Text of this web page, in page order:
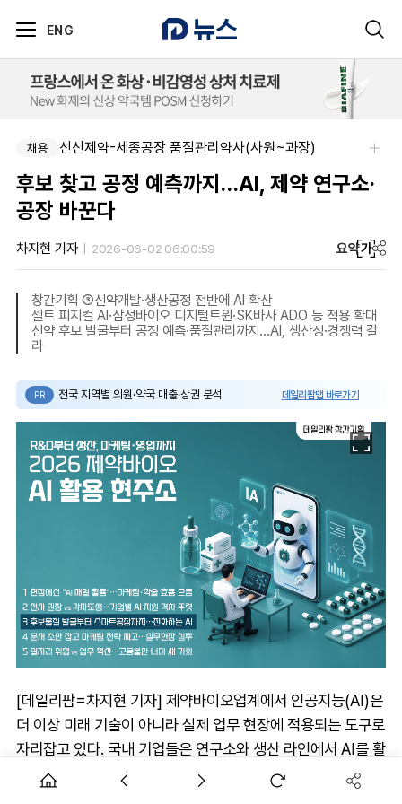
ENG
채용 신신제약-세종공장 품질관리약사(사원~과장)
후보 찾고 공정 예측까지…AI, 제약 연구소·
공장 바꾼다
차지현 기자 2026-06-02 06:00:59 요약가
창간기획 ③신약개발·생산공정 전반에 AI 확산
셀트 피지컬 AI·삼성바이오 디지털트윈·SK바사 ADO 등 적용 확대
신약 후보 발굴부터 공정 예측·품질관리까지…AI, 생산성·경쟁력 갈
라
PR 전국 지역별 의원·약국 매출·상권 분석 데일리팜맵 바로가기
[데일리팜=차지현 기자] 제약바이오업계에서 인공지능(AI)은
더 이상 미래 기술이 아니라 실제 업무 현장에 적용되는 도구로
자리잡고 있다. 국내 기업들은 연구소와 생산 라인에서 AI를 활
용해 업무 혁신에 속도를 내고 있다. 후보물질 발굴과 실험설